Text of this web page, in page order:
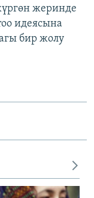
жеринде
идеясына
бир жолу